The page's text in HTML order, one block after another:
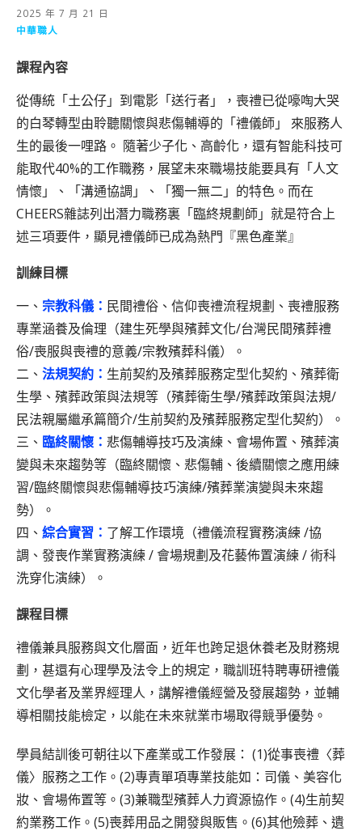
2025 年 7 月 21 日
中華職人
課程內容
從傳統「土公仔」到電影「送行者」，喪禮已從嚎啕大哭
的白琴轉型由聆聽關懷與悲傷輔導的「禮儀師」 來服務人
生的最後一哩路。 隨著少子化、高齡化，還有智能科技可
能取代40%的工作職務，展望未來職場技能要具有「人文
情懷」、「溝通協調」、「獨一無二」的特色。而在
CHEERS雜誌列出潛力職務裏「臨終規劃師」就是符合上
述三項要件，顯見禮儀師已成為熱門『黑色產業』
訓練目標
一、 宗教科儀： 民間禮俗、信仰喪禮流程規劃、喪禮服務
專業涵養及倫理（建生死學與殯葬文化/台灣民間殯葬禮
俗/喪服與喪禮的意義/宗教殯葬科儀）。
二、 法規契約： 生前契約及殯葬服務定型化契約、殯葬衛
生學、殯葬政策與法規等（殯葬衛生學/殯葬政策與法規/
民法親屬繼承篇簡介/生前契約及殯葬服務定型化契約）。
三、 臨終關懷： 悲傷輔導技巧及演練、會場佈置、殯葬演
變與未來趨勢等（臨終關懷、悲傷輔、後續關懷之應用練
習/臨終關懷與悲傷輔導技巧演練/殯葬業演變與未來趨
勢）。
四、 綜合實習： 了解工作環境（禮儀流程實務演練 /協
調、發喪作業實務演練 / 會場規劃及花藝佈置演練 / 術科
洗穿化演練）。
課程目標
禮儀兼具服務與文化層面，近年也跨足退休養老及財務規
劃，甚還有心理學及法令上的規定，職訓班特聘專研禮儀
文化學者及業界經理人，講解禮儀經營及發展趨勢，並輔
導相關技能檢定，以能在未來就業市場取得競爭優勢。
學員結訓後可朝往以下產業或工作發展： (1)從事喪禮〈葬
儀〉服務之工作。(2)專責單項專業技能如：司儀、美容化
妝、會場佈置等。(3)兼職型殯葬人力資源協作。(4)生前契
約業務工作。(5)喪葬用品之開發與販售。(6)其他殮葬、遺